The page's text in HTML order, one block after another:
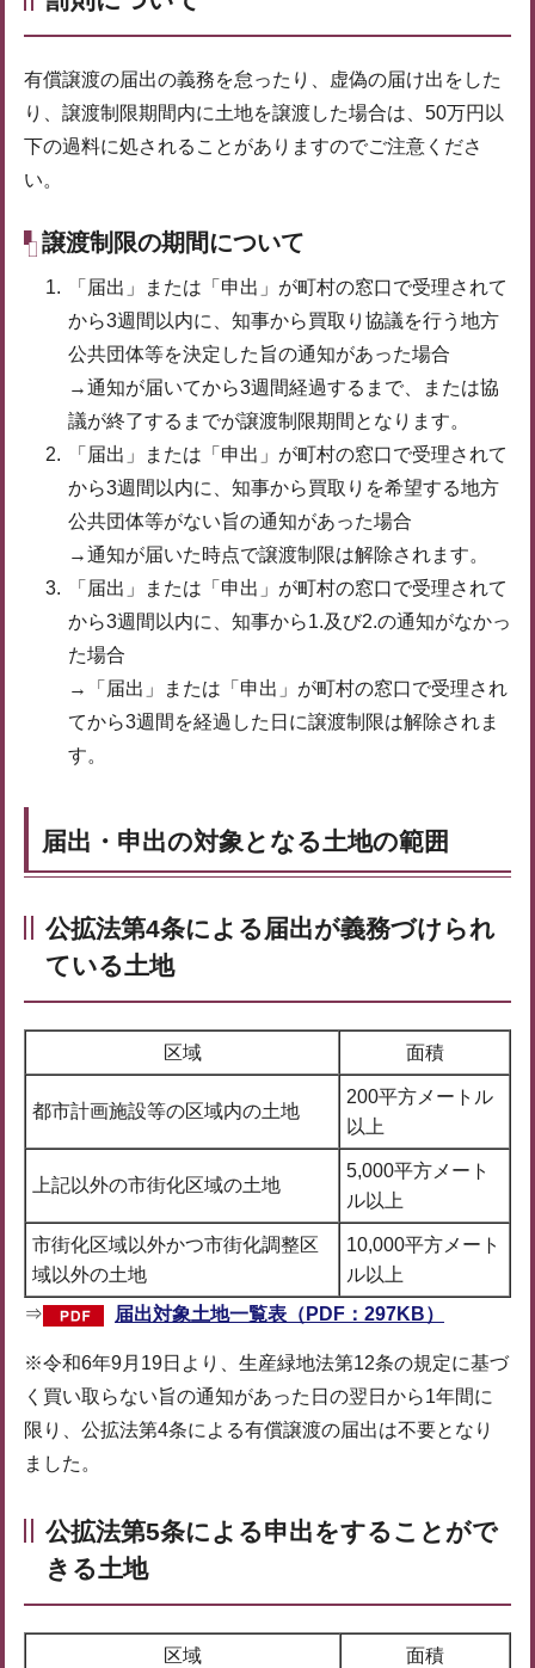
有償譲渡の届出の義務を怠ったり、虚偽の届け出をした
り、譲渡制限期間内に土地を譲渡した場合は、50万円以
下の過料に処されることがありますのでご注意くださ
い。
譲渡制限の期間について
「届出」または「申出」が町村の窓口で受理されて
から3週間以内に、知事から買取り協議を行う地方
公共団体等を決定した旨の通知があった場合
→通知が届いてから3週間経過するまで、または協
議が終了するまでが譲渡制限期間となります。
「届出」または「申出」が町村の窓口で受理されて
から3週間以内に、知事から買取りを希望する地方
公共団体等がない旨の通知があった場合
→通知が届いた時点で譲渡制限は解除されます。
「届出」または「申出」が町村の窓口で受理されて
から3週間以内に、知事から1.及び2.の通知がなかっ
た場合
→「届出」または「申出」が町村の窓口で受理され
てから3週間を経過した日に譲渡制限は解除されま
す。
届出・申出の対象となる土地の範囲
公拡法第4条による届出が義務づけられ
ている土地
区域 面積
都市計画施設等の区域内の土地
200平方メートル
以上
上記以外の市街化区域の土地
5,000平方メート
ル以上
市街化区域以外かつ市街化調整区
域以外の土地
10,000平方メート
ル以上
⇒
届出対象土地一覧表（PDF：297KB）
※令和6年9月19日より、生産緑地法第12条の規定に基づ
く買い取らない旨の通知があった日の翌日から1年間に
限り、公拡法第4条による有償譲渡の届出は不要となり
ました。
公拡法第5条による申出をすることがで
きる土地
区域 面積